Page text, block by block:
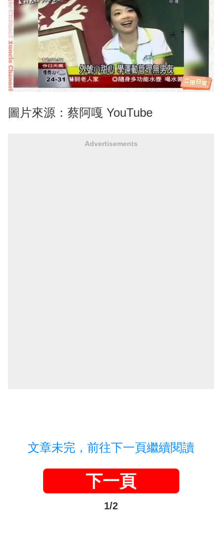
圖片來源：蔡阿嘎 YouTube
Advertisements
文章未完，前往下一頁繼續閱讀
下一頁
1/2